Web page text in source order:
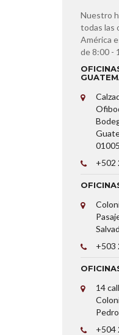
Nuestro
todas las
América
de 8:00 -
01005
+502
+503
14
+504